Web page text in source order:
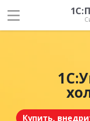
Купить,